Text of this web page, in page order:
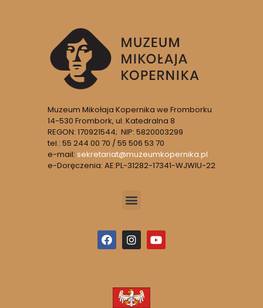
Muzeum Mikołaja Kopernika we Fromborku
14-530 Frombork, ul. Katedralna 8
REGON: 170921544; NIP: 5820003299
tel.: 55 244 00 70 / 55 506 53 70
e-mail: sekretariat@muzeumkopernika.pl
e-Doręczenia: AE:PL-31282-17341-WJWIU-22